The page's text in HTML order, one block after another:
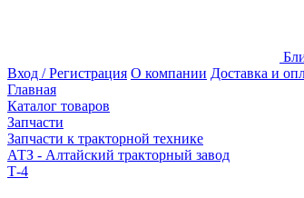
Вход / Регистрация О компании Доставка и
Главная
Каталог товаров
Запчасти
Запчасти к тракторной технике
АТЗ - Алтайский тракторный завод
Т-4